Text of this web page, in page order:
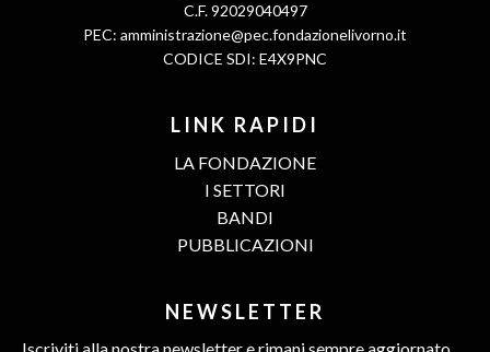
C.F. 92029040497
PEC: amministrazione@pec.fondazionelivorno.it
CODICE SDI: E4X9PNC
LINK RAPIDI
LA FONDAZIONE
I SETTORI
BANDI
PUBBLICAZIONI
NEWSLETTER